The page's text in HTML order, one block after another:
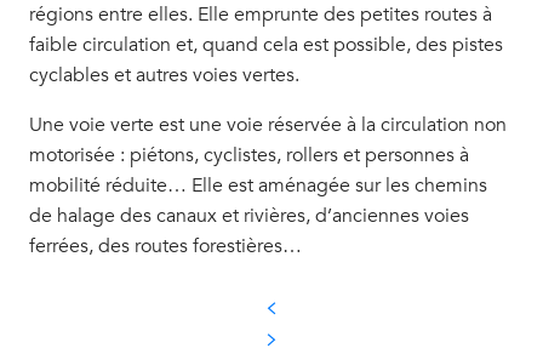
régions entre elles. Elle emprunte des petites routes à
faible circulation et, quand cela est possible, des pistes
cyclables et autres voies vertes.
Une voie verte est une voie réservée à la circulation non
motorisée : piétons, cyclistes, rollers et personnes à
mobilité réduite… Elle est aménagée sur les chemins
de halage des canaux et rivières, d’anciennes voies
ferrées, des routes forestières…